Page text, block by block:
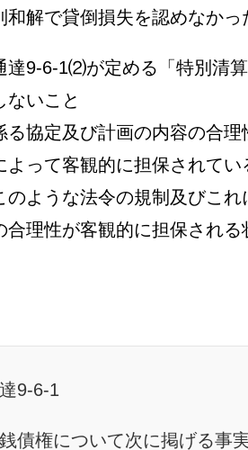
解で貸倒損失を認めなかっ
9-6-1⑵が定める「特別清算
ないこと
協定及び計画の内容の合理
よって客観的に担保されて
のような法令の規制及びこ
合理性が客観的に担保され
9-6-1
債権について次に掲げる事